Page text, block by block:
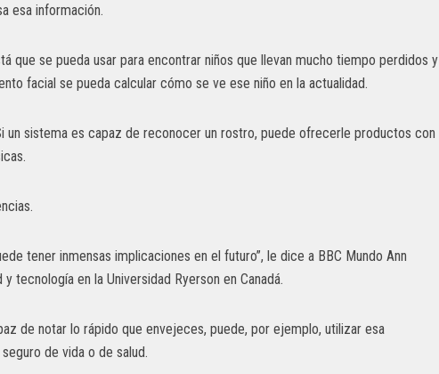
esa información.
que se pueda usar para encontrar niños que llevan mucho tiempo perdidos y
facial se pueda calcular cómo se ve ese niño en la actualidad.
un sistema es capaz de reconocer un rostro, puede ofrecerle productos con
tener inmensas implicaciones en el futuro”, le dice a BBC Mundo Ann
tecnología en la Universidad Ryerson en Canadá.
de notar lo rápido que envejeces, puede, por ejemplo, utilizar esa
de vida o de salud.